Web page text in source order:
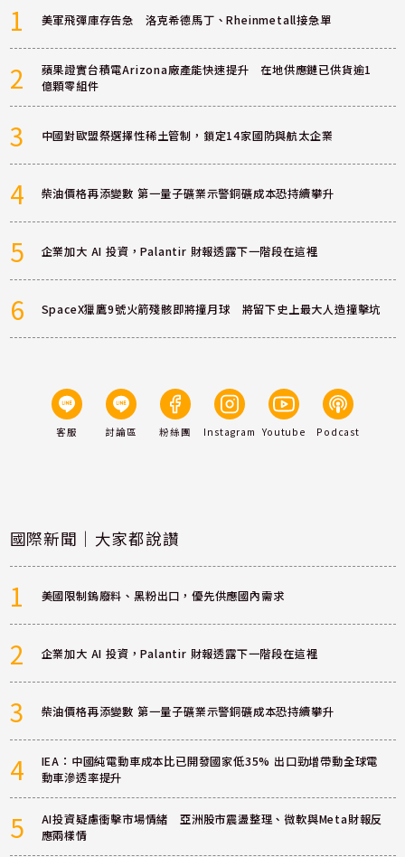
1 美軍飛彈庫存告急 洛克希德馬丁、Rheinmetall接急單
2
蘋果證實台積電Arizona廠產能快速提升 在地供應鏈已供貨逾1
億顆零組件
3 中國對歐盟祭選擇性稀土管制，鎖定14家國防與航太企業
4 柴油價格再添變數 第一量子礦業示警銅礦成本恐持續攀升
5 企業加大 AI 投資，Palantir 財報透露下一階段在這裡
6 SpaceX獵鷹9號火箭殘骸即將撞月球 將留下史上最大人造撞擊坑
客服 討論區 粉絲團 Instagram Youtube Podcast
國際新聞｜大家都說讚
1 美國限制鎢廢料、黑粉出口，優先供應國內需求
2 企業加大 AI 投資，Palantir 財報透露下一階段在這裡
3 柴油價格再添變數 第一量子礦業示警銅礦成本恐持續攀升
4
IEA：中國純電動車成本比已開發國家低35% 出口勁增帶動全球電
動車滲透率提升
5
AI投資疑慮衝擊市場情緒 亞洲股市震盪整理、微軟與Meta財報反
應兩樣情